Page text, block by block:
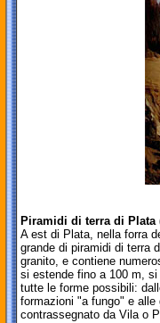
Piramidi di terra di Plata
A est di Plata, nella forra
grande di piramidi di terra
granito, e contiene
si estende fino a 100 m,
tutte le forme possibili:
formazioni "a fungo" e alle
contrassegnato da Vila o